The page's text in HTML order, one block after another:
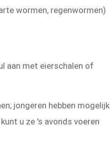
wormen, regenwormen)
aan met eierschalen of
jongeren hebben mogelijk
u ze 's avonds voeren